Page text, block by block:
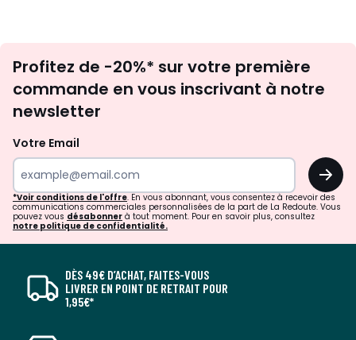
newsletter
Profitez de -20%* sur votre première
commande en vous inscrivant à notre
newsletter
Votre Email
OK
*Voir conditions de l'offre. En vous abonnant, vous consentez à recevoir des
communications commerciales personnalisées de la part de La Redoute. Vous
pouvez vous désabonner à tout moment. Pour en savoir plus, consultez
notre politique de confidentialité.
DÈS 49€ D’ACHAT, FAITES-VOUS
LIVRER EN POINT DE RETRAIT POUR
1,95€*